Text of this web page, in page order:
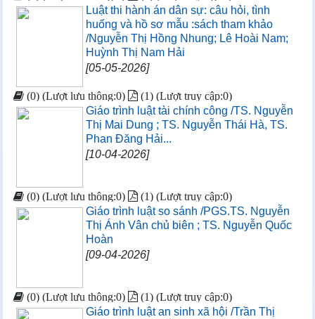
Luật thi hành án dân sự: câu hỏi, tình
huống và hồ sơ mẫu :sách tham khảo
/Nguyễn Thị Hồng Nhung; Lê Hoài Nam;
Huỳnh Thị Nam Hải
[05-05-2026]
(0) (Lượt lưu thông:0) (1) (Lượt truy cập:0)
Giáo trình luật tài chính công /TS. Nguyễn
Thị Mai Dung ; TS. Nguyễn Thái Hà, TS.
Phan Đăng Hải...
[10-04-2026]
(0) (Lượt lưu thông:0) (1) (Lượt truy cập:0)
Giáo trình luật so sánh /PGS.TS. Nguyễn
Thị Ánh Vân chủ biên ; TS. Nguyễn Quốc
Hoàn
[09-04-2026]
(0) (Lượt lưu thông:0) (1) (Lượt truy cập:0)
Giáo trình luật an sinh xã hội /Trần Thị